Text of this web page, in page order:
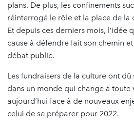
plans. De plus, les confinements
réinterrogé le rôle et la place de la
Et depuis ces derniers mois, l’idée
cause à défendre fait son chemin
débat public.
Les fundraisers de la culture ont dû
dans un monde qui change à toute
aujourd’hui face à de nouveaux
celui de se préparer pour 2022.